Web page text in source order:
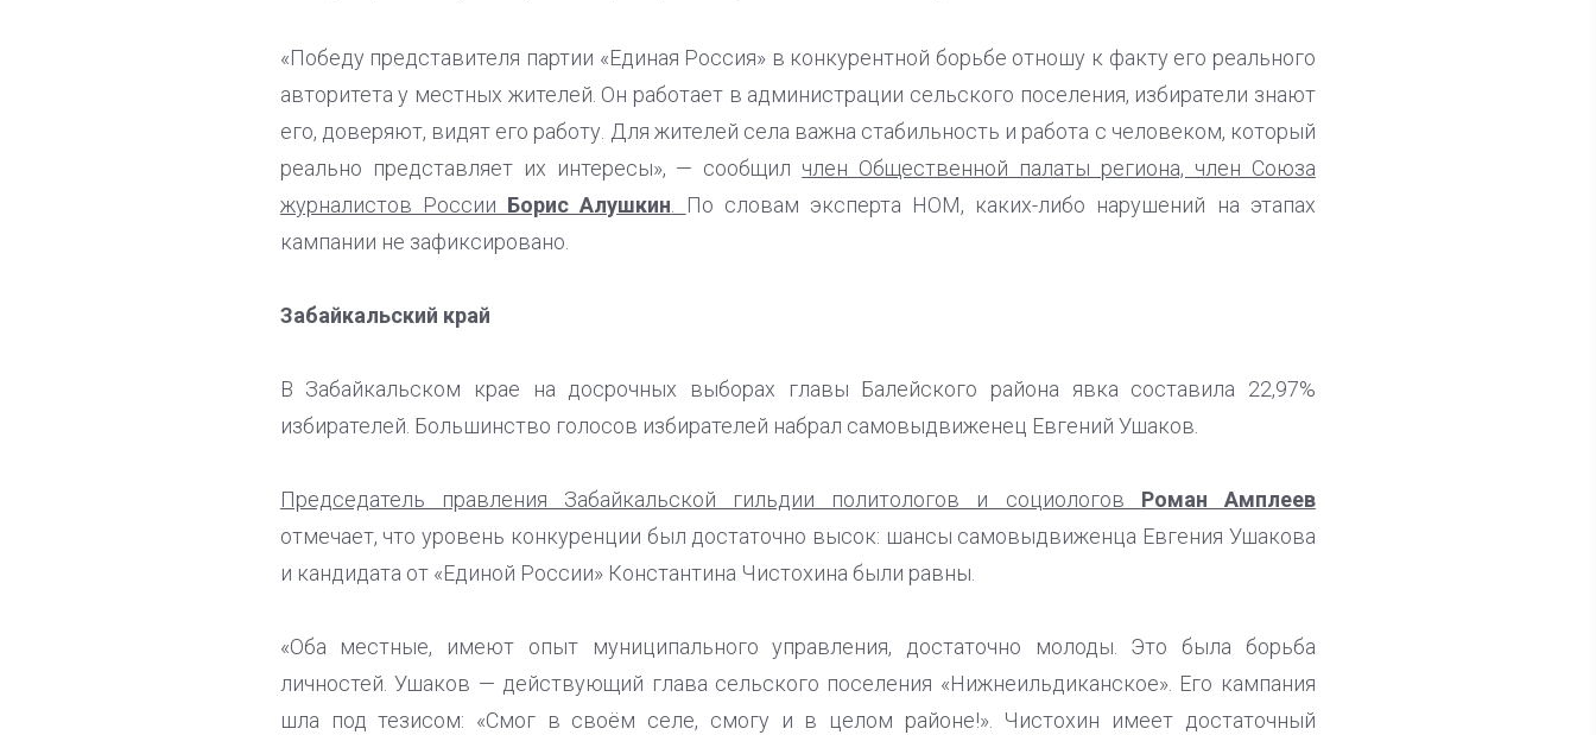
«Победу представителя партии «Единая Россия» в конкурентной борьбе отношу к факту его реального
авторитета у местных жителей. Он работает в администрации сельского поселения, избиратели знают
его, доверяют, видят его работу. Для жителей села важна стабильность и работа с человеком, который
реально представляет их интересы», — сообщил член Общественной палаты региона, член Союза
журналистов России Борис Алушкин.
По словам эксперта НОМ, каких-либо нарушений на этапах
кампании не зафиксировано.
Забайкальский край
В Забайкальском крае на досрочных выборах главы Балейского района явка составила 22,97%
избирателей. Большинство голосов избирателей набрал самовыдвиженец Евгений Ушаков.
Председатель правления Забайкальской гильдии политологов и социологов Роман Амплеев
отмечает, что уровень конкуренции был достаточно высок: шансы самовыдвиженца Евгения Ушакова
и кандидата от «Единой России» Константина Чистохина были равны.
«Оба местные, имеют опыт муниципального управления, достаточно молоды. Это была борьба
личностей. Ушаков — действующий глава сельского поселения «Нижнеильдиканское». Его кампания
шла под тезисом: «Смог в своём селе, смогу и в целом районе!». Чистохин имеет достаточный